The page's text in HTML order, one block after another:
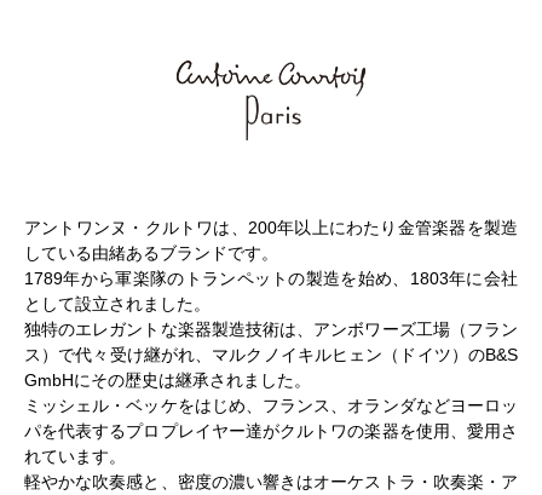
アントワンヌ・クルトワは、200年以上にわたり金管楽器を製造
している由緒あるブランドです。
1789年から軍楽隊のトランペットの製造を始め、1803年に会社
として設立されました。
独特のエレガントな楽器製造技術は、アンボワーズ工場（フラン
ス）で代々受け継がれ、マルクノイキルヒェン（ドイツ）のB&S
GmbHにその歴史は継承されました。
ミッシェル・ベッケをはじめ、フランス、オランダなどヨーロッ
パを代表するプロプレイヤー達がクルトワの楽器を使用、愛用さ
れています。
軽やかな吹奏感と、密度の濃い響きはオーケストラ・吹奏楽・ア